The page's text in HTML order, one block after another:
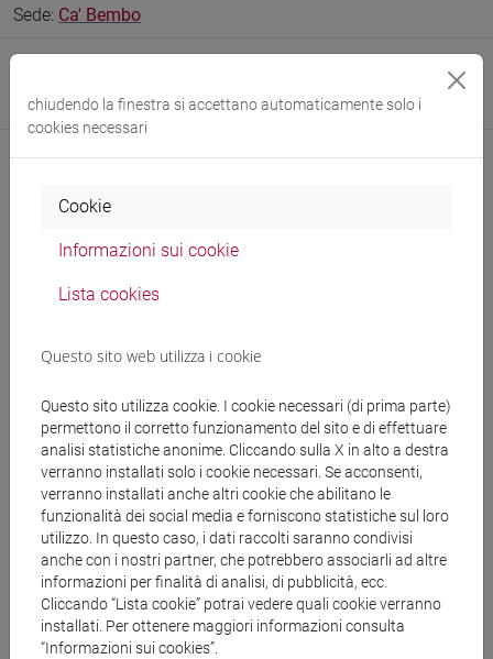
Sede: Ca' Bembo
Research Institute for Digital and Cultural Heritage
Pubblicazioni
CV
Ricevimento
Il ricevimento riprenderà il 1º settembre. Per urgenze scrivere
a giorgi@unive.it
chiudendo la finestra si accettano automaticamente solo i
cookies necessari
Cookie
Informazioni sui cookie
Lista cookies
Questo sito web utilizza i cookie
Questo sito utilizza cookie. I cookie necessari (di prima parte)
permettono il corretto funzionamento del sito e di effettuare
analisi statistiche anonime. Cliccando sulla X in alto a destra
verranno installati solo i cookie necessari. Se acconsenti,
verranno installati anche altri cookie che abilitano le
funzionalità dei social media e forniscono statistiche sul loro
utilizzo. In questo caso, i dati raccolti saranno condivisi
anche con i nostri partner, che potrebbero associarli ad altre
informazioni per finalità di analisi, di pubblicità, ecc.
Cliccando “Lista cookie” potrai vedere quali cookie verranno
installati. Per ottenere maggiori informazioni consulta
“Informazioni sui cookies”.